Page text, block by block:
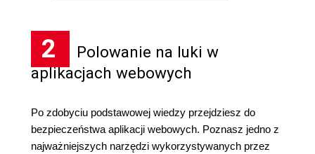
2
Polowanie na luki w
aplikacjach webowych
Po zdobyciu podstawowej wiedzy przejdziesz do
bezpieczeństwa aplikacji webowych. Poznasz jedno z
najważniejszych narzędzi wykorzystywanych przez